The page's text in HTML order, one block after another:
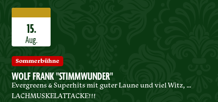
15.
Aug.
Sommerbühne
WOLF FRANK "STIMMWUNDER"
Evergreens & Superhits mit guter Laune und viel Witz, …
LACHMUSKELATTACKE!!!